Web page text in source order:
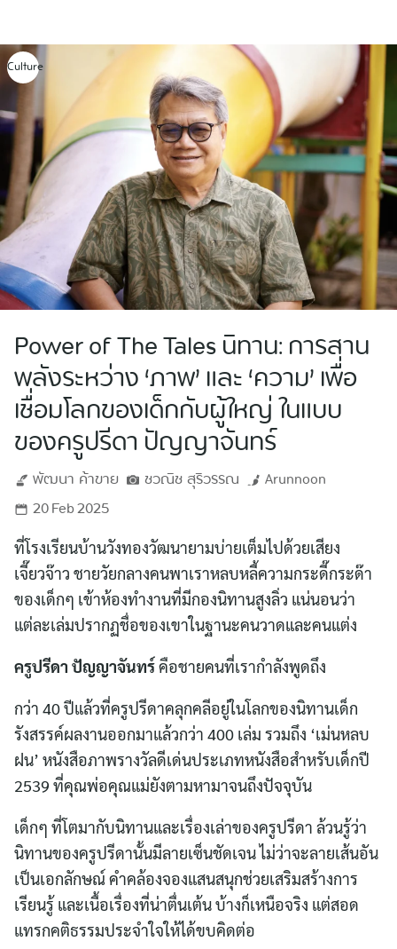
content
Culture
Power of The Tales นิทาน: การสาน
พลังระหว่าง ‘ภาพ’ และ ‘ความ’ เพื่อ
เชื่อมโลกของเด็กกับผู้ใหญ่ ในแบบ
ของครูปรีดา ปัญญาจันทร์
พัฒนา ค้าขาย ชวณิชสุริวรรณ
Arunnoon
20 Feb 2025
ที่โรงเรียนบ้านวังทองวัฒนายามบ่ายเต็มไปด้วยเสียง
เจี๊ยวจ๊าว ชายวัยกลางคนพาเราหลบหลี้ความกระดี๊กระด๊า
ของเด็กๆ เข้าห้องทำงานที่มีกองนิทานสูงลิ่ว แน่นอนว่า
แต่ละเล่มปรากฏชื่อของเขาในฐานะคนวาดและคนแต่ง
ครูปรีดา ปัญญาจันทร์คือชายคนที่เรากำลังพูดถึง
กว่า 40 ปีแล้วที่ครูปรีดาคลุกคลีอยู่ในโลกของนิทานเด็ก
รังสรรค์ผลงานออกมาแล้วกว่า 400 เล่ม รวมถึง ‘เม่นหลบ
ฝน’ หนังสือภาพรางวัลดีเด่นประเภทหนังสือสำหรับเด็กปี
2539 ที่คุณพ่อคุณแม่ยังตามหามาจนถึงปัจจุบัน
เด็กๆ ที่โตมากับนิทานและเรื่องเล่าของครูปรีดา ล้วนรู้ว่า
นิทานของครูปรีดานั้นมีลายเซ็นชัดเจน ไม่ว่าจะลายเส้นอัน
เป็นเอกลักษณ์ คำคล้องจองแสนสนุกช่วยเสริมสร้างการ
เรียนรู้ และเนื้อเรื่องที่น่าตื่นเต้น บ้างก็เหนือจริง แต่สอด
แทรกคติธรรมประจำใจให้ได้ขบคิดต่อ